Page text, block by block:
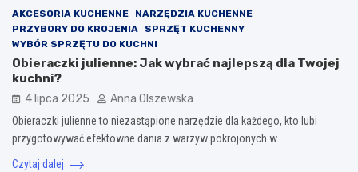
AKCESORIA KUCHENNE
NARZĘDZIA KUCHENNE
PRZYBORY DO KROJENIA
SPRZĘT KUCHENNY
WYBÓR SPRZĘTU DO KUCHNI
Obieraczki julienne: Jak wybrać najlepszą dla Twojej
kuchni?
4 lipca 2025 Anna Olszewska
Obieraczki julienne to niezastąpione narzędzie dla każdego, kto lubi
przygotowywać efektowne dania z warzyw pokrojonych w…
Czytaj dalej